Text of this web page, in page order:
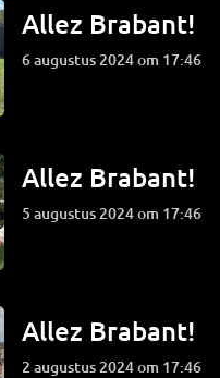
Allez Brabant!
6 augustus 2024 om 17:46
Allez Brabant!
5 augustus 2024 om 17:46
Allez Brabant!
2 augustus 2024 om 17:46